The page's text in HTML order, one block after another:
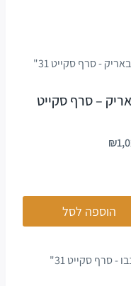
– סרף סקייט
₪
הוספה לסל